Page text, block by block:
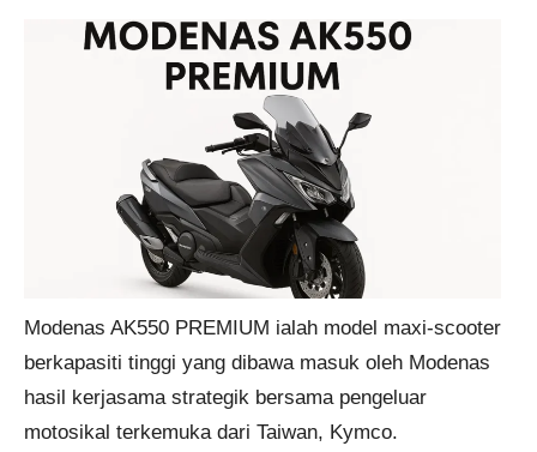
Modenas AK550 PREMIUM ialah model maxi-scooter
berkapasiti tinggi yang dibawa masuk oleh Modenas
hasil kerjasama strategik bersama pengeluar
motosikal terkemuka dari Taiwan, Kymco.